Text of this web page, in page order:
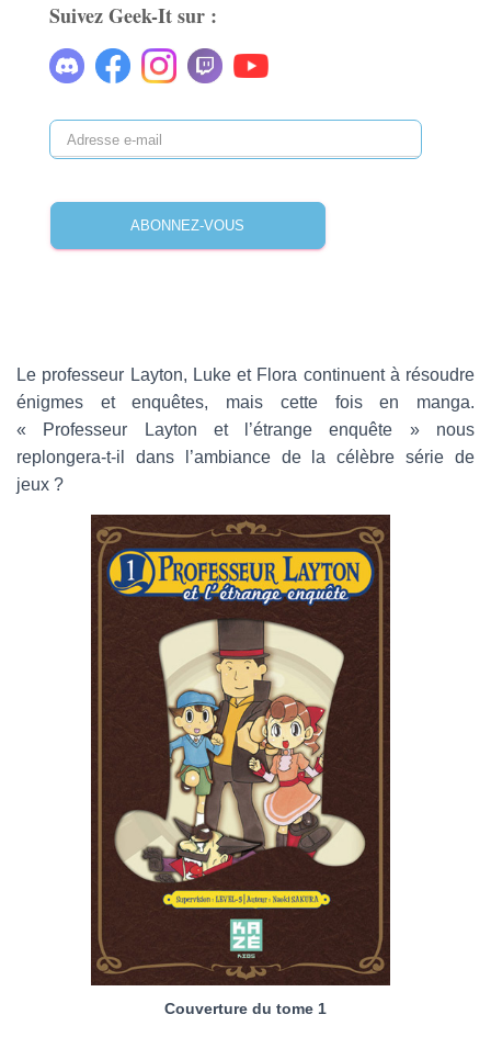
Suivez Geek-It sur :
A
d
e
s
a
i
l
ABONNEZ-VOUS
Le professeur Layton, Luke et Flora continuent à résoudre
énigmes et enquêtes, mais cette fois en manga.
« Professeur Layton et l’étrange enquête » nous
replongera-t-il dans l’ambiance de la célèbre série de
jeux ?
Couverture du tome 1